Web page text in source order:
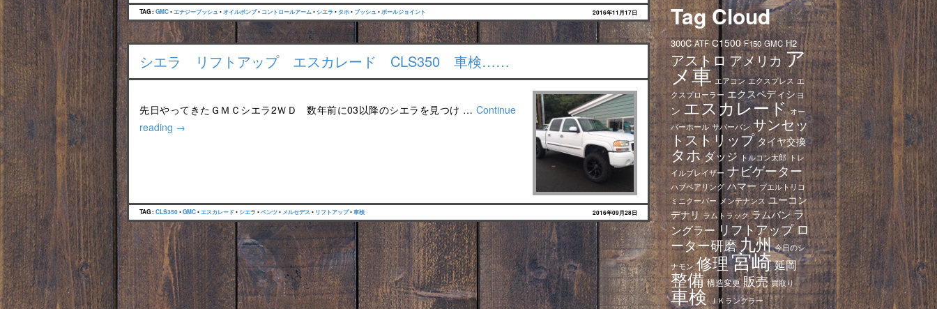
TAG : GMC•エナジーブッシュ•オイルポンプ• コントロールアーム• シエラ • タホ•ブッシュ•ボールジョイント 2016年11月17日
シエラ リフトアップ エスカレード CLS350 車検……
先日やってきたＧＭＣシエラ2ＷＤ 数年前に03以降のシエラを見つけ … Continue
reading →
TAG : CLS350•GMC•エスカレード• シエラ •ベンツ• メルセデス• リフトアップ•車検 2016年09月28日
Tag Cloud
300C ATF C1500 F150 GMC H2
アストロアメリカア
メ車 エアコン エクスプレス エ
クスプローラー エクスペディショ
ン エスカレード オー
バーホール サバーバン サンセッ
トストリップ タイヤ交換
タホダッジ トルコン太郎 トレ
イルブレイザー ナビゲーター
ハブベアリング ハマー プエルトリコ
ミニクーパー メンテナンス ユーコン
デナリ ラムトラック ラムバン ラ
ングラー リフトアップロ
ーター研磨九州 今日のシ
ナモン 修理宮崎延岡
整備 構造変更 販売 買取り
車検 ＪＫラングラー